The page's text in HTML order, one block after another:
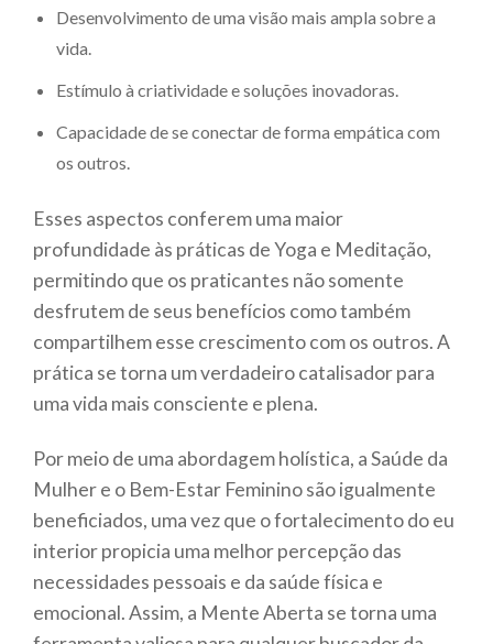
Desenvolvimento de uma visão mais ampla sobre a
vida.
Estímulo à criatividade e soluções inovadoras.
Capacidade de se conectar de forma empática com
os outros.
Esses aspectos conferem uma maior
profundidade às práticas de Yoga e Meditação,
permitindo que os praticantes não somente
desfrutem de seus benefícios como também
compartilhem esse crescimento com os outros. A
prática se torna um verdadeiro catalisador para
uma vida mais consciente e plena.
Por meio de uma abordagem holística, a Saúde da
Mulher e o Bem-Estar Feminino são igualmente
beneficiados, uma vez que o fortalecimento do eu
interior propicia uma melhor percepção das
necessidades pessoais e da saúde física e
emocional. Assim, a Mente Aberta se torna uma